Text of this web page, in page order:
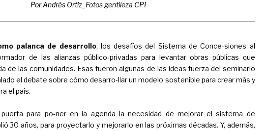
Por Andrés Ortiz_Fotos gentileza CPI
palanca de desarrollo, los desafíos del Sistema de Conce-siones al
de las alianzas público-privadas para levantar obras públicas que
de las comunidades. Esas fueron algunas de las ideas fuerza del seminario
el debate sobre cómo desarro-llar un modelo sostenible para crear más y
el país.
para po-ner en la agenda la necesidad de mejorar el sistema de
30 años, para proyectarlo y mejorarlo en las próximas décadas. Y, además,